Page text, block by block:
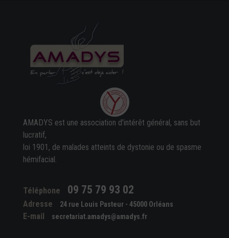
AMADYS est une association d'intérêt général, sans but
lucratif,
loi 1901, de malades atteints de dystonie ou de spasme
hémifacial.
Téléphone 09 75 79 93 02
Adresse 24 rue Louis Pasteur - 45000 Orléans
E-mail secretariat.amadys@amadys.fr